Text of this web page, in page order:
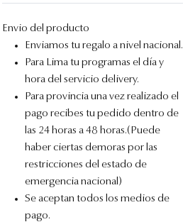
Envio del producto
Enviamos tu regalo a nivel nacional.
Para Lima tu programas el día y
hora del servicio delivery.
Para provincia una vez realizado el
pago recibes tu pedido dentro de
las 24 horas a 48 horas.(Puede
haber ciertas demoras por las
restricciones del estado de
emergencia nacional)
Se aceptan todos los medios de
pago.